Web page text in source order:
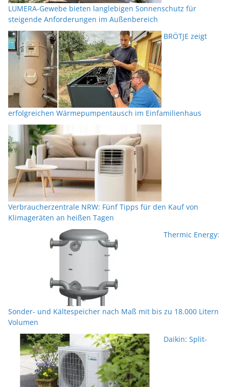
LUMERA-Gewebe bieten langlebigen Sonnenschutz für
steigende Anforderungen im Außenbereich
BRÖTJE zeigt
erfolgreichen Wärmepumpentausch im Einfamilienhaus
Verbraucherzentrale NRW: Fünf Tipps für den Kauf von
Klimageräten an heißen Tagen
Thermic Energy:
Sonder- und Kältespeicher nach Maß mit bis zu 18.000 Litern
Volumen
Daikin: Split-